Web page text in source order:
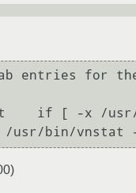
entries for the
if [ -x /usr/
usr/bin/vnstat
)